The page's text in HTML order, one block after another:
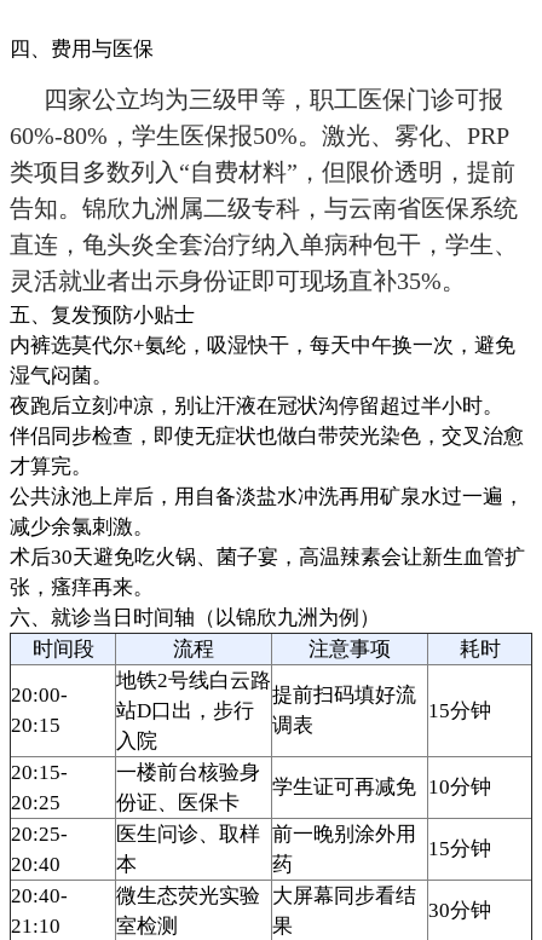
四、费用与医保
四家公立均为三级甲等，职工医保门诊可报
60%-80%，学生医保报50%。激光、雾化、PRP
类项目多数列入“自费材料”，但限价透明，提前
告知。锦欣九洲属二级专科，与云南省医保系统
直连，龟头炎全套治疗纳入单病种包干，学生、
灵活就业者出示身份证即可现场直补35%。
五、复发预防小贴士
内裤选莫代尔+氨纶，吸湿快干，每天中午换一次，避免
湿气闷菌。
夜跑后立刻冲凉，别让汗液在冠状沟停留超过半小时。
伴侣同步检查，即使无症状也做白带荧光染色，交叉治愈
才算完。
公共泳池上岸后，用自备淡盐水冲洗再用矿泉水过一遍，
减少余氯刺激。
术后30天避免吃火锅、菌子宴，高温辣素会让新生血管扩
张，瘙痒再来。
六、就诊当日时间轴（以锦欣九洲为例）
时间段
流程 注意事项
耗时
20:00-
20:15
地铁2号线白云路
站D口出，步行
入院
提前扫码填好流
调表
15分钟
20:15-
20:25
一楼前台核验身
份证、医保卡
学生证可再减免 10分钟
20:25-
20:40
医生问诊、取样
本
前一晚别涂外用
药
15分钟
20:40-
21:10
微生态荧光实验
室检测
大屏幕同步看结
果
30分钟